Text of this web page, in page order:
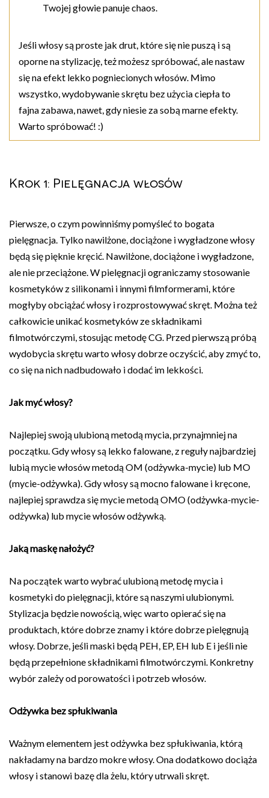
Twojej głowie panuje chaos.
Jeśli włosy są proste jak drut, które się nie puszą i są
oporne na stylizację, też możesz spróbować, ale nastaw
się na efekt lekko pogniecionych włosów. Mimo
wszystko, wydobywanie skrętu bez użycia ciepła to
fajna zabawa, nawet, gdy niesie za sobą marne efekty.
Warto spróbować! :)
Krok 1: Pielęgnacja włosów
Pierwsze, o czym powinniśmy pomyśleć to bogata
pielęgnacja. Tylko nawilżone, dociążone i wygładzone włosy
będą się pięknie kręcić. Nawilżone, dociążone i wygładzone,
ale nie przeciążone. W pielęgnacji ograniczamy stosowanie
kosmetyków z silikonami i innymi filmformerami, które
mogłyby obciążać włosy i rozprostowywać skręt. Można też
całkowicie unikać kosmetyków ze składnikami
filmotwórczymi, stosując metodę CG. Przed pierwszą próbą
wydobycia skrętu warto włosy dobrze oczyścić, aby zmyć to,
co się na nich nadbudowało i dodać im lekkości.
Jak myć włosy?
Najlepiej swoją ulubioną metodą mycia, przynajmniej na
początku. Gdy włosy są lekko falowane, z reguły najbardziej
lubią mycie włosów metodą OM (odżywka-mycie) lub MO
(mycie-odżywka). Gdy włosy są mocno falowane i kręcone,
najlepiej sprawdza się mycie metodą OMO (odżywka-mycie-
odżywka) lub mycie włosów odżywką.
Jaką maskę nałożyć?
Na początek warto wybrać ulubioną metodę mycia i
kosmetyki do pielęgnacji, które są naszymi ulubionymi.
Stylizacja będzie nowością, więc warto opierać się na
produktach, które dobrze znamy i które dobrze pielęgnują
włosy. Dobrze, jeśli maski będą PEH, EP, EH lub E i jeśli nie
będą przepełnione składnikami filmotwórczymi. Konkretny
wybór zależy od porowatości i potrzeb włosów.
Odżywka bez spłukiwania
Ważnym elementem jest odżywka bez spłukiwania, którą
nakładamy na bardzo mokre włosy. Ona dodatkowo dociąża
włosy i stanowi bazę dla żelu, który utrwali skręt.